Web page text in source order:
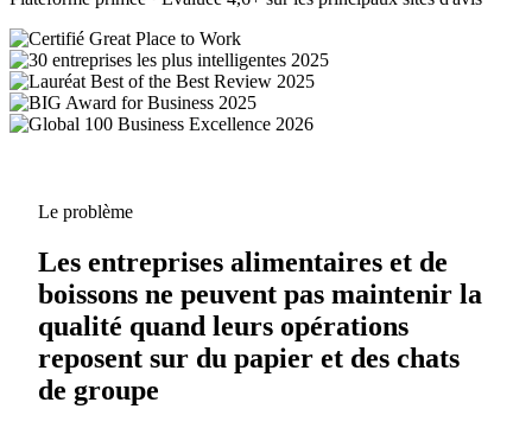
Le problème
Les entreprises alimentaires et de
boissons ne peuvent pas maintenir la
qualité quand leurs opérations
reposent sur du papier et des chats
de groupe